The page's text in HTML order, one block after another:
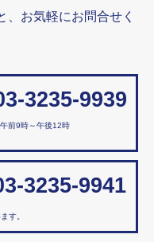
、お気軽にお問合せく
3235-9939
前9時～午後12時
3235-9941
す。